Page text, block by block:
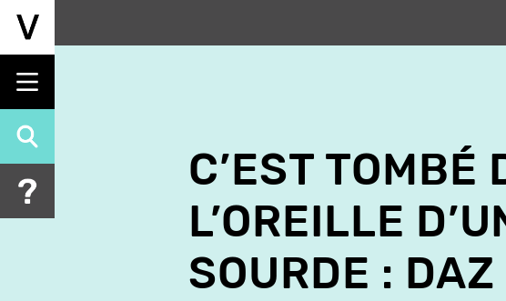
Skip
content
C’EST TOMBÉ
L’OREILLE
SOURDE : DAZ